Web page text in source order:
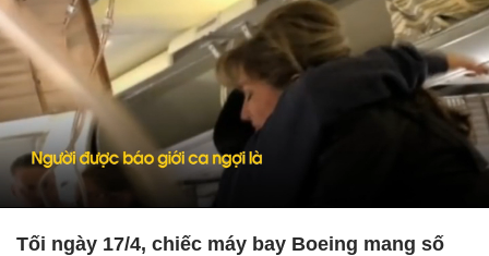
Tối ngày 17/4, chiếc máy bay Boeing mang số